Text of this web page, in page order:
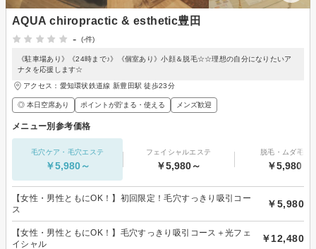
AQUA chiropractic & esthetic豊田
-
(-件)
《駐車場あり》《24時まで♪》《個室あり》小顔＆脱毛☆☆理想の自分になりたいア
ナタを応援します☆
アクセス：愛知環状鉄道線 新豊田駅 徒歩23分
◎ 本日空席あり ポイントが貯まる・使える メンズ歓迎
メニュー別参考価格
毛穴ケア・毛穴エステ
￥5,980～
フェイシャルエステ
￥5,980～
脱毛・ムダ毛処
￥5,980～
【女性・男性ともにOK！】初回限定！毛穴すっきり吸引コー
ス
￥5,980
【女性・男性ともにOK！】毛穴すっきり吸引コース＋光フェ
イシャル
￥12,480